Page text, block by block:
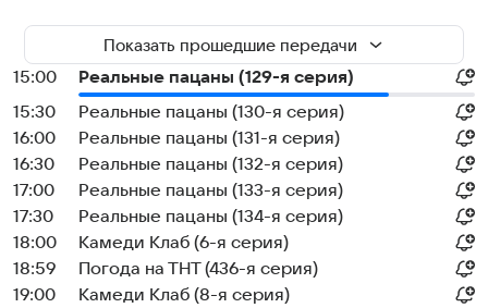
Показать прошедшие передачи
15:00
Реальные пацаны (129-я серия)
15:30
Реальные пацаны (130-я серия)
16:00
Реальные пацаны (131-я серия)
16:30
Реальные пацаны (132-я серия)
17:00
Реальные пацаны (133-я серия)
17:30
Реальные пацаны (134-я серия)
18:00
Камеди Клаб (6-я серия)
18:59
Погода на ТНТ (436-я серия)
19:00
Камеди Клаб (8-я серия)